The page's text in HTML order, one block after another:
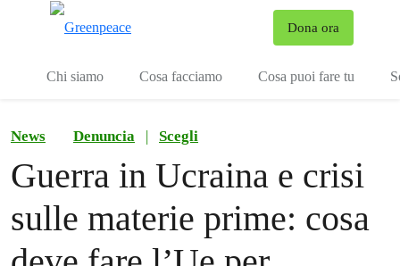
Dona ora
Chi siamo Cosa facciamo Cosa puoi fare tu
News Denuncia | Scegli
Guerra in Ucraina e crisi
sulle materie prime: cosa